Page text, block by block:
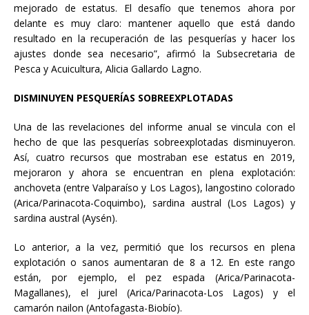
mejorado de estatus. El desafío que tenemos ahora por
delante es muy claro: mantener aquello que está dando
resultado en la recuperación de las pesquerías y hacer los
ajustes donde sea necesario”, afirmó la Subsecretaria de
Pesca y Acuicultura, Alicia Gallardo Lagno.
DISMINUYEN PESQUERÍAS SOBREEXPLOTADAS
Una de las revelaciones del informe anual se vincula con el
hecho de que las pesquerías sobreexplotadas disminuyeron.
Así, cuatro recursos que mostraban ese estatus en 2019,
mejoraron y ahora se encuentran en plena explotación:
anchoveta (entre Valparaíso y Los Lagos), langostino colorado
(Arica/Parinacota-Coquimbo), sardina austral (Los Lagos) y
sardina austral (Aysén).
Lo anterior, a la vez, permitió que los recursos en plena
explotación o sanos aumentaran de 8 a 12. En este rango
están, por ejemplo, el pez espada (Arica/Parinacota-
Magallanes), el jurel (Arica/Parinacota-Los Lagos) y el
camarón nailon (Antofagasta-Biobío).